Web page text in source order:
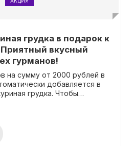
грудка в подарок к
вкусный
гурманов!
на сумму от 2000 рублей в
добавляется в
грудка. Чтобы
блюд в правом нижнем углу